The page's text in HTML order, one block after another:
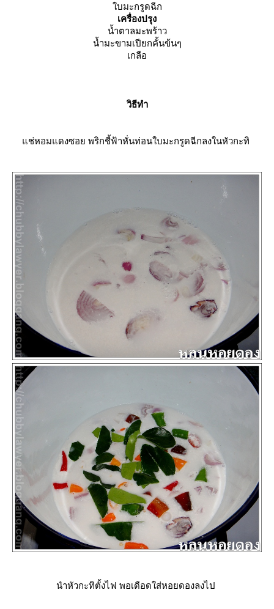
บมะกรูดฉีก
เครื่องปรุง
น้ำตาลมะพร้าว
น้ำมะขามเปียกคั้นข้นๆ
เกลือ
วิธีทำ
ช่หอมแดงซอย พริกชี้ฟ้าหั่นท่อนใบมะกรูดฉีกลงในหัวกะทิ
นำหัวกะทิตั้งไฟ พอเดือดใส่หอยดองลงไป